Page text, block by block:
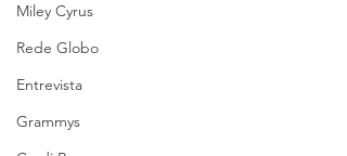
Miley Cyrus
Rede Globo
Entrevista
Grammys